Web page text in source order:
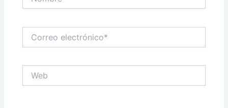
electrónico*